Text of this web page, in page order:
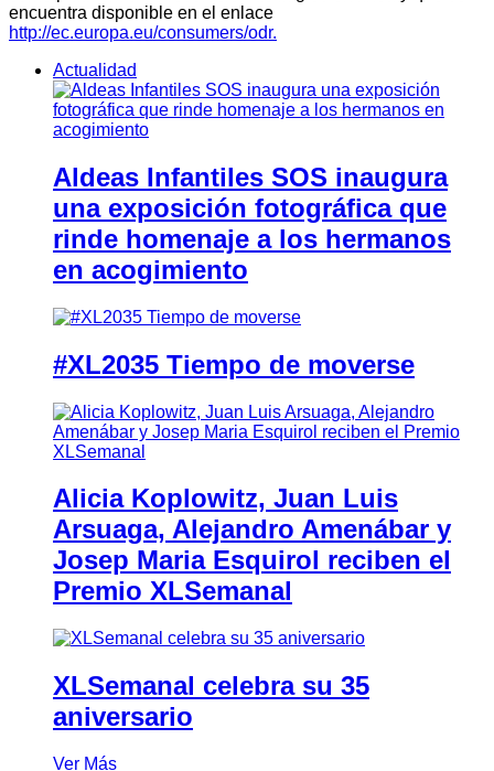
encuentra disponible en el enlace
http://ec.europa.eu/consumers/odr.
Actualidad
Aldeas Infantiles SOS inaugura
una exposición fotográfica que
rinde homenaje a los hermanos
en acogimiento
#XL2035 Tiempo de moverse
Alicia Koplowitz, Juan Luis
Arsuaga, Alejandro Amenábar y
Josep Maria Esquirol reciben el
Premio XLSemanal
XLSemanal celebra su 35
aniversario
Ver Más